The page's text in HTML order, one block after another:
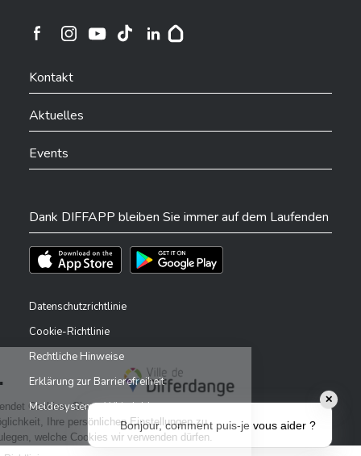
Ville de Differdange sur Instagram
Kontakt
Aktuelles
Events
Dank DIFFAPP bleiben Sie immer auf dem Laufenden
Téléchargez l'app sur l'App StoreTéléchargez l'app sur Play Store
Datenschutzrichtlinie
Cookie-Richtlinie
Rechtliche Hinweise
Erklärung zur Barrierefreiheit
Meldesystem – Whistleblower
✕
Bonjour, comment puis-je vous aider ?